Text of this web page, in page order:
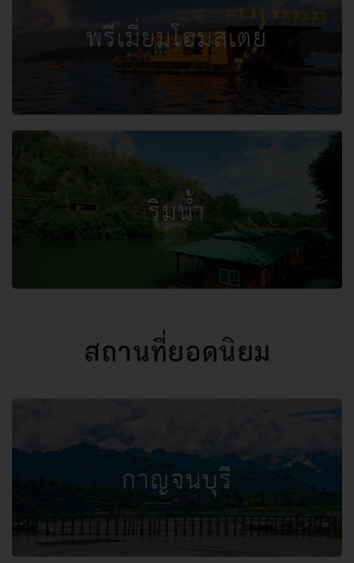
พรีเมี่ยมโฮมสเตย์
ริมน้ำ
สถานที่ยอดนิยม
กาญจนบุรี